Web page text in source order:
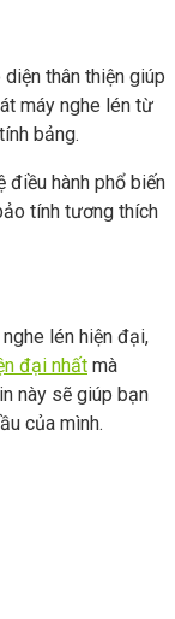
thân thiện giúp
máy nghe lén từ
bảng.
điều hành phổ biến
tính tương thích
lén hiện đại,
đại nhất mà
này sẽ giúp bạn
của mình.